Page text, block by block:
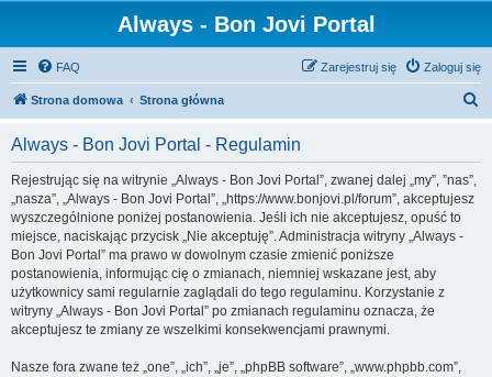
Always - Bon Jovi Portal
FAQ Zaloguj się
Zarejestruj się
Strona domowa Strona główna
Always - Bon Jovi Portal - Regulamin
Rejestrując się na witrynie „Always - Bon Jovi Portal”, zwanej dalej „my”, ”nas”,
„nasza”, „Always - Bon Jovi Portal”, „https://www.bonjovi.pl/forum”, akceptujesz
wyszczególnione poniżej postanowienia. Jeśli ich nie akceptujesz, opuść to
miejsce, naciskając przycisk „Nie akceptuję”. Administracja witryny „Always -
Bon Jovi Portal” ma prawo w dowolnym czasie zmienić poniższe
postanowienia, informując cię o zmianach, niemniej wskazane jest, aby
użytkownicy sami regularnie zaglądali do tego regulaminu. Korzystanie z
witryny „Always - Bon Jovi Portal” po zmianach regulaminu oznacza, że
akceptujesz te zmiany ze wszelkimi konsekwencjami prawnymi.
Nasze fora zwane też „one”, „ich”, „je”, „phpBB software”, „www.phpbb.com”,